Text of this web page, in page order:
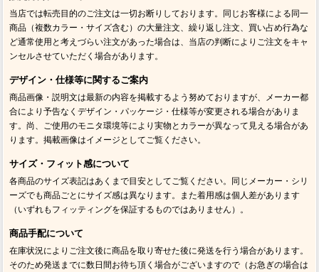
当店では転売目的のご注文は一切お断りしております。同じお客様による同一
商品（複数カラー・サイズ含む）の大量注文、繰り返し注文、買い占め行為な
ど通常使用と考えづらい注文があった場合は、当店の判断によりご注文をキャ
ンセルさせていただく場合があります。
デザイン・仕様等に関するご案内
商品画像・説明文は最新の内容を掲載するよう努めておりますが、メーカー都
合により予告なくデザイン・パッケージ・仕様等が変更される場合がありま
す。尚、ご使用のモニタ環境等により実物とカラーが異なって見える場合があ
ります。掲載画像はイメージとしてご覧ください。
サイズ・フィット感について
各商品のサイズ表記はあくまで目安としてご覧ください。同じメーカー・シリ
ーズでも商品ごとにサイズ感は異なります。また着用感は個人差があります
（いずれもフィッティングを保証するものではありません）。
商品手配について
在庫状況によりご注文後に商品を取り寄せた後に発送を行う場合があります。
そのため発送までに数日間お待ち頂く場合がございますので（お急ぎの場合は